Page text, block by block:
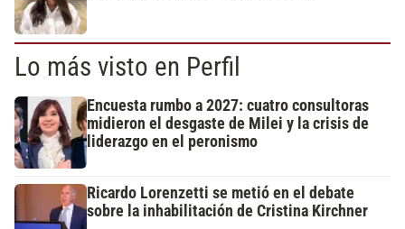
Lo más visto en Perfil
Encuesta rumbo a 2027: cuatro consultoras
midieron el desgaste de Milei y la crisis de
liderazgo en el peronismo
Ricardo Lorenzetti se metió en el debate
sobre la inhabilitación de Cristina Kirchner